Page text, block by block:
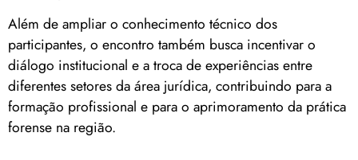
Além de ampliar o conhecimento técnico dos
participantes, o encontro também busca incentivar o
diálogo institucional e a troca de experiências entre
diferentes setores da área jurídica, contribuindo para a
formação profissional e para o aprimoramento da prática
forense na região.